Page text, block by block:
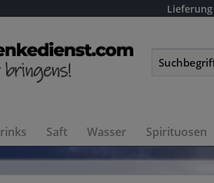
Lieferung
Saft Wasser Spirituosen